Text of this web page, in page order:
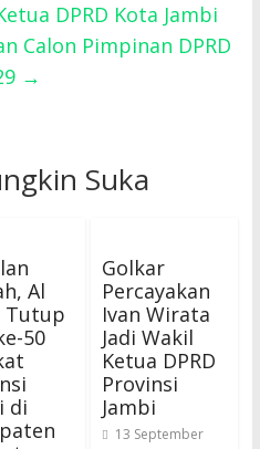
DPRD Kota Jambi
Calon Pimpinan DPRD
→
Suka
Al
Tutup
50
di
Golkar
Percayakan
Ivan Wirata
Jadi Wakil
Ketua DPRD
Provinsi
Jambi
13 September